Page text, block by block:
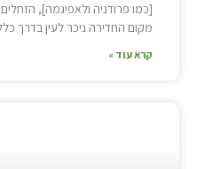
[כמו פרודניה ולאפיגמה],
מקום החדירה ניכר לעין בדרך
קרא עוד »